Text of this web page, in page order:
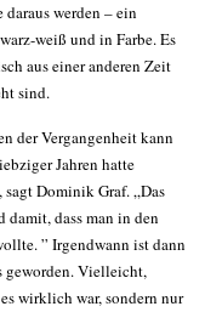
werden – ein
weiß und in Farbe. Es
aus einer anderen Zeit
sind.
der Vergangenheit kann
Jahren hatte
Dominik Graf. „Das
dass man in den
” Irgendwann ist dann
geworden. Vielleicht,
wirklich war, sondern nur